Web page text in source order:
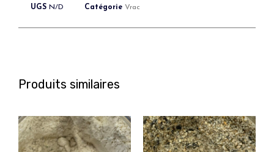
UGS N/D Catégorie Vrac
Produits similaires